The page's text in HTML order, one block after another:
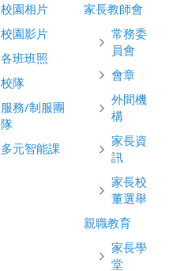
校園相片
校園影片
各班班照
校隊
服務/制服團
隊
多元智能課
家長教師會
常務委
員會
會章
外間機
構
家長資
訊
家長校
董選舉
親職教育
家長學
堂